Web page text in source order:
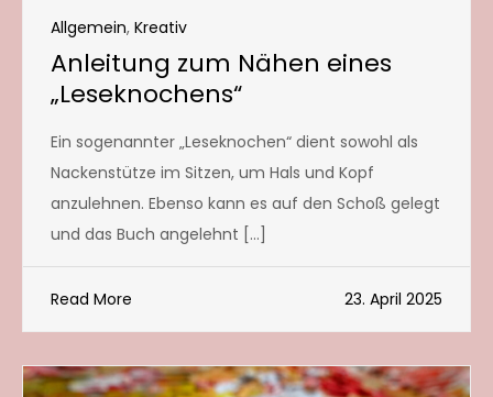
Allgemein, Kreativ
Anleitung zum Nähen eines
„Leseknochens“
Ein sogenannter „Leseknochen“ dient sowohl als
Nackenstütze im Sitzen, um Hals und Kopf
anzulehnen. Ebenso kann es auf den Schoß gelegt
und das Buch angelehnt […]
Read More 23. April 2025